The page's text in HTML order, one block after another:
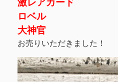
激レアカード
ロベル
大神官
お売りいただきました！